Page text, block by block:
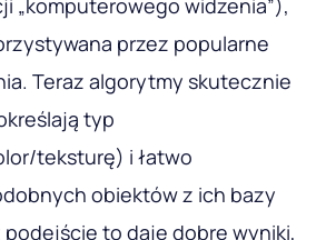
SEO służące do oceny doświadczeń
i ruchu w usłudze SemRush
należy stosować różne
odwiedzającego na